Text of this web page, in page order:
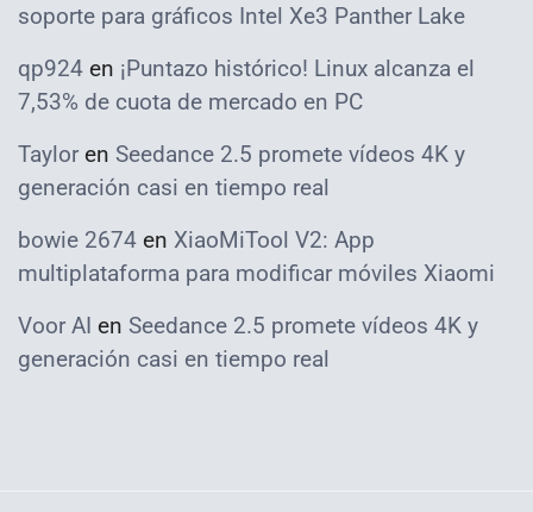
soporte para gráficos Intel Xe3 Panther Lake
qp924 en ¡Puntazo histórico! Linux alcanza el
7,53% de cuota de mercado en PC
Taylor en Seedance 2.5 promete vídeos 4K y
generación casi en tiempo real
bowie 2674 en XiaoMiTool V2: App
multiplataforma para modificar móviles Xiaomi
Voor AI en Seedance 2.5 promete vídeos 4K y
generación casi en tiempo real